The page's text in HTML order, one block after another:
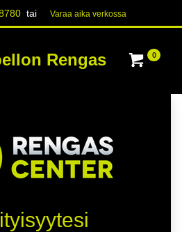
tai Varaa aika verk​​​​ossa
Rengas 0